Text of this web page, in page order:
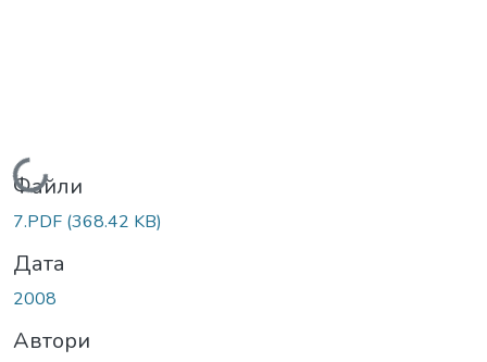
Вантажиться...
Файли
7.PDF (368.42 KB)
Дата
2008
Автори